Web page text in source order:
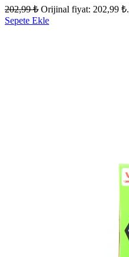
202,99₺ Orijinal fiyat: 202,99 ₺.
Sepete Ekle